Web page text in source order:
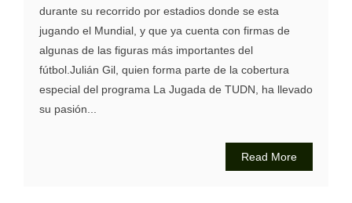
durante su recorrido por estadios donde se esta
jugando el Mundial, y que ya cuenta con firmas de
algunas de las figuras más importantes del
fútbol.Julián Gil, quien forma parte de la cobertura
especial del programa La Jugada de TUDN, ha llevado
su pasión...
Read More